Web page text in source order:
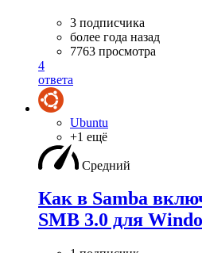
3 подписчика
более года назад
7763 просмотра
4
ответа
Ubuntu
+1 ещё
Средний
Как в Samba
SMB 3.0 для